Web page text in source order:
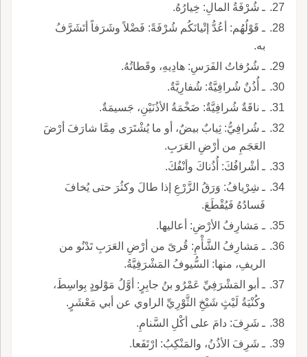
ـ شُرْفَةُ المالِ: خِيارُهُ.
ـ قَوْلُهُم: أعُدُّ إتْيانَكُم شُرْفَةً: فَضْلاً وشَرَفاً أتَشَرَّفُ
به.
ـ شُرُفاتُ الفَرَسِ: هادِيهِ، وقَطاتُهُ.
ـ أُذُنٌ شُرافِيَّةٌ: شُفارِيَّةٌ.
ـ ناقَةٌ شُرافِيَّةٌ: ضَخْمَةُ الأذُنَيْنِ، جَسيمَةٌ.
ـ شُرافِيُّ: ثِيابٌ بيضٌ، أو ما يُشْتَرَى مِمَّا شارَفَ أرْضَ
العَجَمِ من أرْضِ العَرَبِ.
ـ أشْرافُكَ: أُذُناكَ وأنْفُكَ.
ـ شِرْيافُ: وَرَقُ الزَّرْعِ إذا طالَ وكثُرَ حتى يُخافَ
فَسادُهُ فَيُقْطَعَ.
ـ مَشارِفُ الأرْضِ: أعاليها.
ـ مَشارِفُ الشَّأْمِ: قُرىً من أرْضِ العَرَبِ تَدْنُو من
الريفِ، منها: السُّيوفُ المَشْرَفِيَّةُ.
ـ أبو المَشْرَفِيِّ عَمْرُو بنُ جابِرٍ: أوَّلُ مَوْلودٍ بِواسِطَ،
وكُنْيَةُ لَيْثٍ شَيْخِ الثَّوْرِيِّ الراوي عن أبي مَعْشَرٍ.
ـ شَرِفَ: دامَ على أكْلِ السَّنامِ.
ـ شَرِفَ الأذُنُ، والمَنْكِبُ: ارْتَفَعا.